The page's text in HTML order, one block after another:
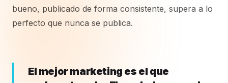
bueno, publicado de forma consistente, supera a lo
perfecto que nunca se publica.
El mejor marketing es el que